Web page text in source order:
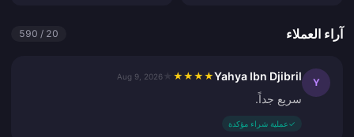
آراء العملاء 20 / 590
Y
Yahya Ibn Djibril
★
★
★
★
Aug 9, 2026
سريع جداً.
✓عملية شراء مؤكدة